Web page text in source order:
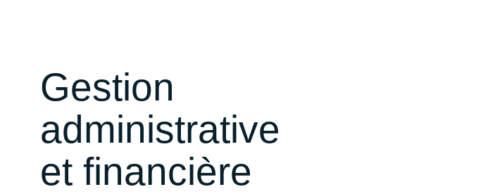
Gestion
administrative
et financière